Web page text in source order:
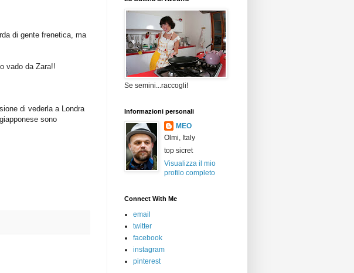
di gente frenetica, ma
vado da Zara!!
di vederla a Londra
sono
Se semini...raccogli!
Informazioni personali
MEO
Olmi, Italy
top sicret
Visualizza il mio
profilo completo
Connect With Me
email
twitter
facebook
instagram
pinterest